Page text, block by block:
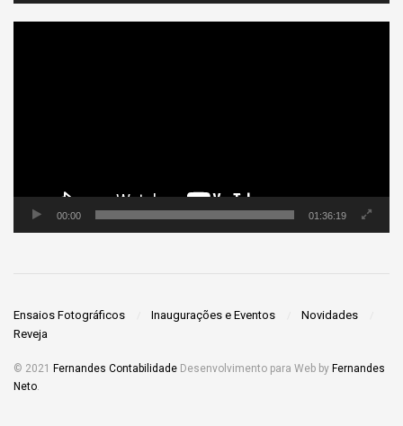
00:00 01:36:19
Ensaios Fotográficos Inaugurações e Eventos
Novidades
Reveja
© 2021 Fernandes Contabilidade Desenvolvimento para Web by Fernandes
Neto